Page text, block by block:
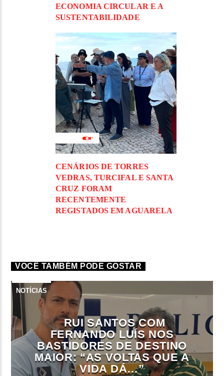
ECONOMIA CIRCULAR E A
SUSTENTABILIDADE
CENÁRIOS DE TORRES
VEDRAS, TURCIFAL E SANTA
CRUZ FORAM
RECENTEMENTE
REGISTADOS EM AGUARELA
VOCÊ TAMBÉM PODE GOSTAR
NOTÍCIAS
RUI SANTOS COM
FERNANDO LUÍS NOS
BASTIDORES DE DESTINO
MAIOR: “AS VOLTAS QUE A
VIDA DÁ…”